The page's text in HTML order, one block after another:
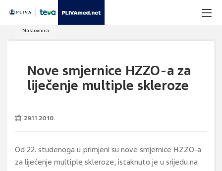
Naslovnica
Nove smjernice HZZO-a za
liječenje multiple skleroze
29.11.2018.
Od 22. studenoga u primjeni su nove smjernice HZZO-a
za liječenje multiple skleroze, istaknuto je u srijedu na